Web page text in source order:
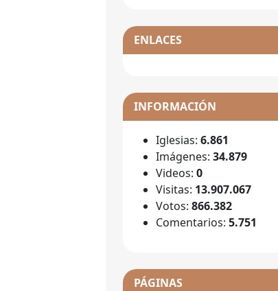
ENLACES
INFORMACIÓN
Iglesias: 6.861
Imágenes: 34.879
Videos: 0
Visitas: 13.907.067
Votos: 866.382
Comentarios: 5.751
PÁGINAS